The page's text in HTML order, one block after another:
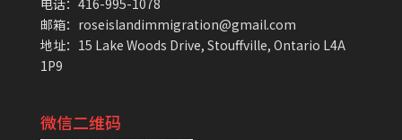
电话：416-995-1078
邮箱：roseislandimmigration@gmail.com
地址：15 Lake Woods Drive, Stouffville, Ontario L4A
1P9
微信二维码